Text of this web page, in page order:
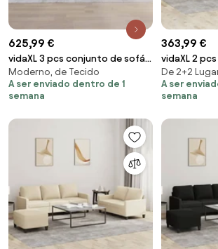
625,99 €
vidaXL 3 pcs conjunto de sofás
com almofadões tecido cor
creme
Moderno, de Tecido
A ser enviado dentro de 1
semana
363,99 €
vidaXL 2
c/
cinzento
De 2+2
A ser
semana